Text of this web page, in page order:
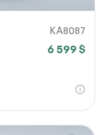
KA8087
6 599 $